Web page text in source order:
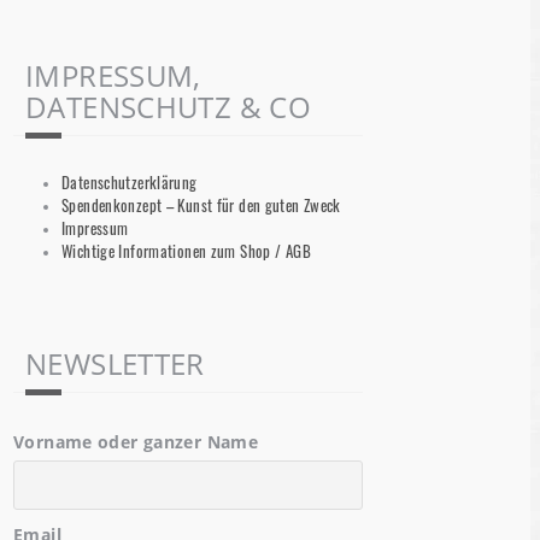
IMPRESSUM,
DATENSCHUTZ & CO
Datenschutzerklärung
Spendenkonzept – Kunst für den guten Zweck
Impressum
Wichtige Informationen zum Shop / AGB
NEWSLETTER
Vorname oder ganzer Name
Email